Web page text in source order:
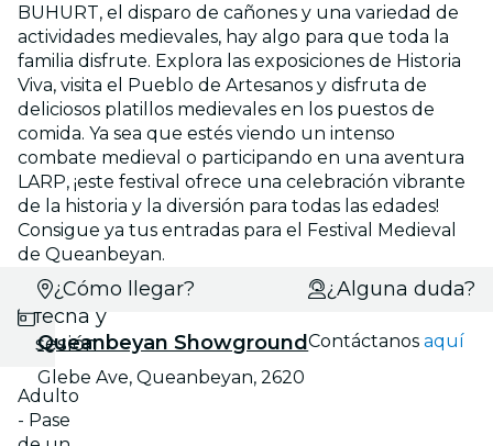
BUHURT, el disparo de cañones y una variedad de
actividades medievales, hay algo para que toda la
familia disfrute. Explora las exposiciones de Historia
Viva, visita el Pueblo de Artesanos y disfruta de
deliciosos platillos medievales en los puestos de
comida. Ya sea que estés viendo un intenso
combate medieval o participando en una aventura
LARP, ¡este festival ofrece una celebración vibrante
de la historia y la diversión para todas las edades!
Consigue ya tus entradas para el Festival Medieval
de Queanbeyan.
Selecciona
fecha y
sesión
Adulto
- Pase
¿Cómo llegar?
Queanbeyan Showground
Glebe Ave, Queanbeyan, 2620
¿Alguna duda?
Contáctanosaquí